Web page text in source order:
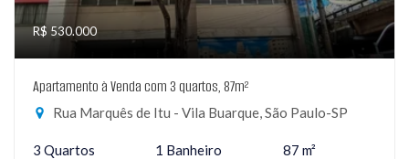
R$ 530.000
Apartamento à Venda com 3 quartos, 87m²
Rua Marquês de Itu - Vila Buarque, São Paulo-SP
3 Quartos 1 Banheiro 87 m²